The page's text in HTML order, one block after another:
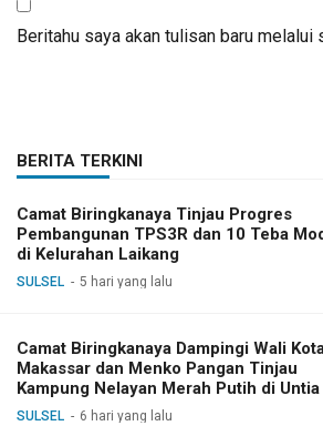
Beritahu saya akan tulisan baru melalui
BERITA TERKINI
Camat Biringkanaya Tinjau Progres
Pembangunan TPS3R dan 10 Teba
di Kelurahan Laikang
SULSEL 5 hari yang lalu
Camat Biringkanaya Dampingi Wali
Makassar dan Menko Pangan Tinjau
Kampung Nelayan Merah Putih di Untia
SULSEL 6 hari yang lalu